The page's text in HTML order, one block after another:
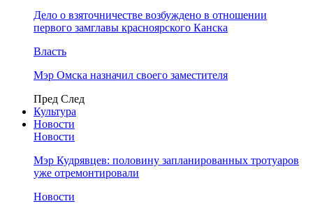
Дело о взяточничестве возбуждено в отношении
первого замглавы красноярского Канска
Власть
Мэр Омска назначил своего заместителя
Пред След
Культура
Новости
Новости
Мэр Кудрявцев: половину запланированных тротуаров
уже отремонтировали
Новости